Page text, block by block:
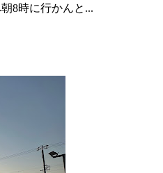
8時に行かんと...